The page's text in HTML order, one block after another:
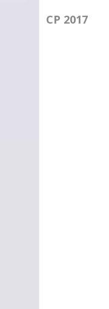
CP 2017